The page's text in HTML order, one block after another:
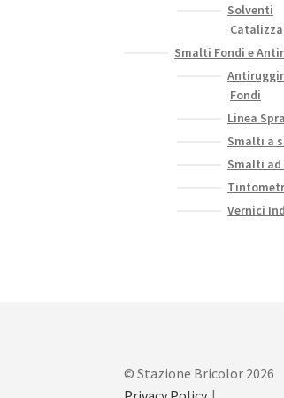
Solventi
Smalti Fondi e
Fondi
Linea
Smalti a
Smalti ad
Vernici
© Stazione Bricolor 2026